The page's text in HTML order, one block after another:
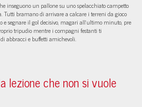
inseguono un pallone su uno spelacchiato campetto
Tutti bramano di arrivare a calcare i terreni da gioco
segnare il gol decisivo, magari all’ultimo minuto, pre
tripudio mentre i compagni festanti ti
abbracci e buffetti amichevoli.
lezione che non si vuole